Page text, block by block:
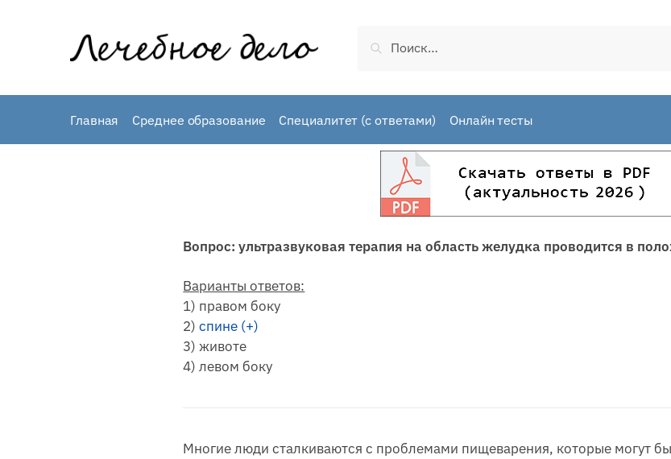
Главная Среднее образование Специалитет (с ответами) Онлайн тесты
Вопрос: ультразвуковая терапия на область желудка проводится в
Варианты ответов:
1) правом боку
2)спине (+)
3) животе
4) левом боку
Многие люди сталкиваются с проблемами пищеварения, которые могут